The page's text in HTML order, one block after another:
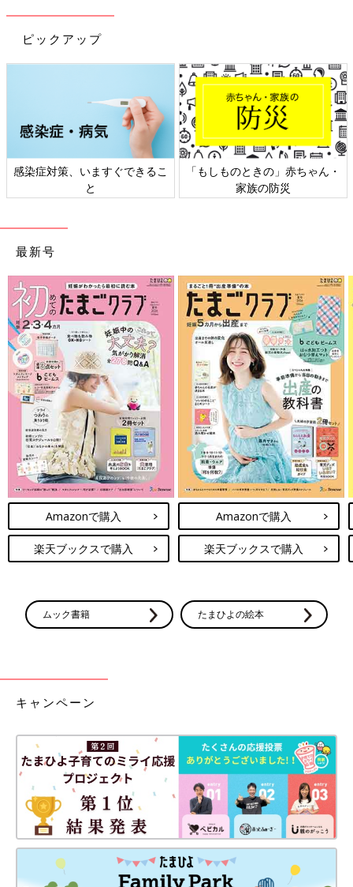
ピックアップ
きるこ
「もしものときの」赤ちゃん・
日本外来小児科学会リ
ト検討会
最新号
Amazonで購入
楽天ブックスで購入
Amazonで購入
楽天ブックスで購入
ムック書籍 たまひよの絵本
キャンペーン